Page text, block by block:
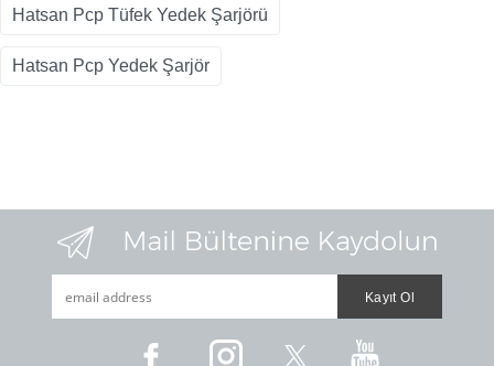
Hatsan Pcp Tüfek Yedek Şarjörü
Hatsan Pcp Yedek Şarjör